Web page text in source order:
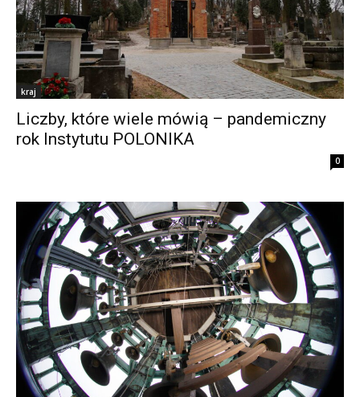
kraj
Liczby, które wiele mówią – pandemiczny
rok Instytutu POLONIKA
0